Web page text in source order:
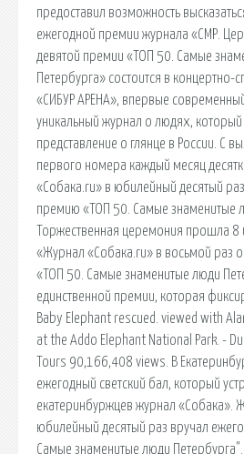
предоставил возможность
ежегодной премии журнала «СМР.
девятой премии «ТОП 50. Самые
Петербурга» состоится в
«СИБУР АРЕНА», впервые
уникальный журнал о людях,
представление о глянце в России. С
первого номера каждый месяц
«Собака.ru» в юбилейный десятый
премию «ТОП 50. Самые знаменитые
Торжественная церемония прошла 8
«Журнал «Собака.ru» в восьмой раз
«ТОП 50. Самые знаменитые люди
единственной премии, которая
Baby Elephant rescued. viewed with
at the Addo Elephant National Park. -
Tours 90,166,408 views. В
ежегодный светский бал, который
екатеринбуржцев журнал «Собака».
юбилейный десятый раз вручал
Самые знаменитые люди Петербурга".